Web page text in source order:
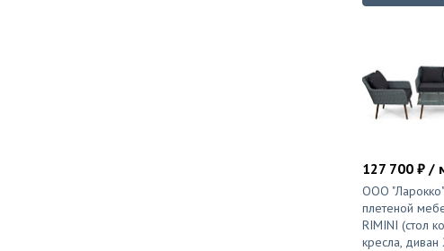
127 700 ₽ /
ООО
плетеной
RIMINI (стол
кресла, диван